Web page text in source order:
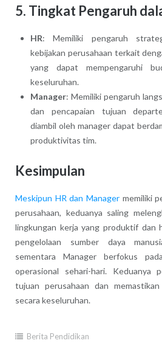
5. Tingkat Pengaruh
HR: Memiliki pengaruh
kebijakan perusahaan terkait
yang dapat mempengaruhi
keseluruhan.
Manager: Memiliki pengaruh
dan pencapaian tujuan
diambil oleh manager dapat
produktivitas tim.
Kesimpulan
Meskipun HR dan Managermemiliki
perusahaan, keduanya saling
lingkungan kerja yang produktif dan
pengelolaan sumber daya
sementara Manager berfokus
operasional sehari-hari. Keduanya
tujuan perusahaan dan
secara keseluruhan.
Berita Pendidikan